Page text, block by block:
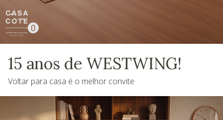
15 anos de WESTWING!
Voltar para casa é o melhor convite